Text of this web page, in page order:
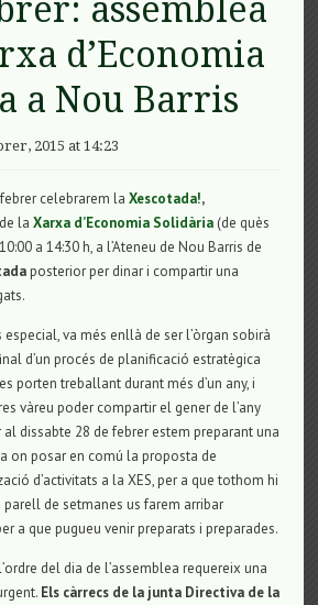
assemblea
d’Economia
a Nou Barris
2015 at 14:23
celebrarem laXescotada!,
de laXarxa d’Economia Solidària (de quès
a 14:30 h, a l’Ateneu de Nou Barris de
posterior per dinar i compartir una
va més enllà de ser l’òrgan sobirà
d’un procés de planificació estratègica
porten treballant durant més d’un any, i
vàreu poder compartir el gener de l’any
al dissabte 28 de febrer estem preparant una
on posar en comú la proposta de
d’activitats a la XES, per a que tothom hi
parell de setmanes us farem arribar
a que pugueu venir preparats i preparades.
del dia de l’assemblea requereix una
Els càrrecs de la junta Directiva de la